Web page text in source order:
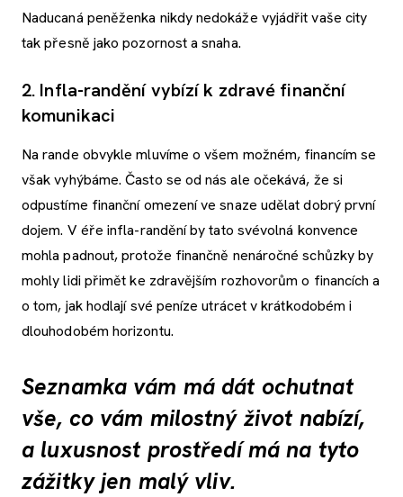
Naducaná peněženka nikdy nedokáže vyjádřit vaše city
tak přesně jako pozornost a snaha.
2. Infla-randění vybízí k zdravé finanční
komunikaci
Na rande obvykle mluvíme o všem možném, financím se
však vyhýbáme. Často se od nás ale očekává, že si
odpustíme finanční omezení ve snaze udělat dobrý první
dojem. V éře infla-randění by tato svévolná konvence
mohla padnout, protože finančně nenáročné schůzky by
mohly lidi přimět ke zdravějším rozhovorům o financích a
o tom, jak hodlají své peníze utrácet v krátkodobém i
dlouhodobém horizontu.
Seznamka vám má dát ochutnat
vše, co vám milostný život nabízí,
a luxusnost prostředí má na tyto
zážitky jen malý vliv.